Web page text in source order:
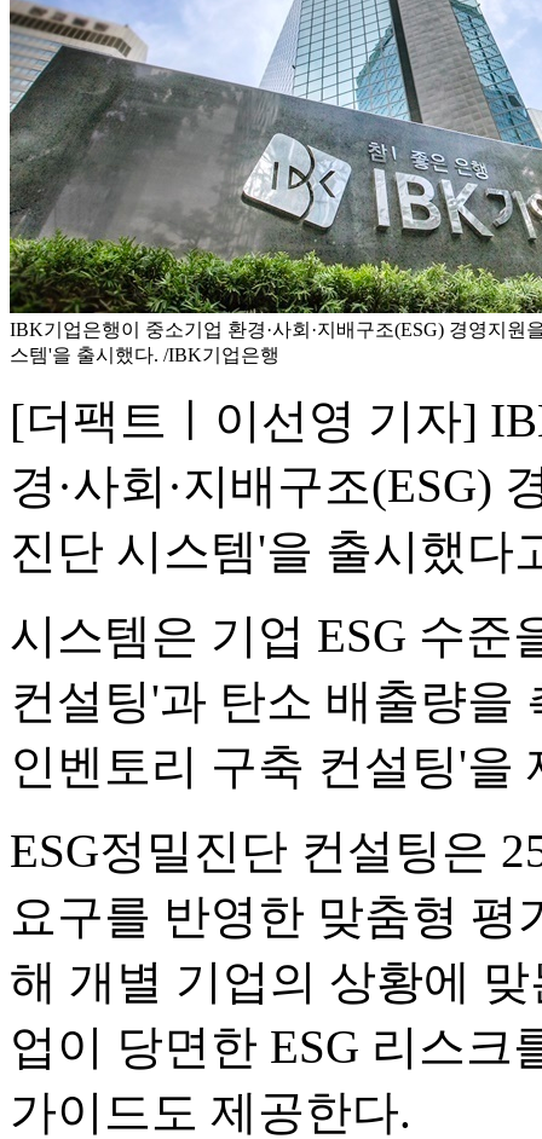
IBK기업은행이 중소기업 환경·사회·지배구조(ESG) 경영지원
스템'을 출시했다. /IBK기업은행
[더팩트ㅣ이선영 기자]
경·사회·지배구조(ESG)
진단 시스템'을 출시했다
시스템은 기업 ESG 수준
컨설팅'과 탄소 배출량을
인벤토리 구축 컨설팅'을
ESG정밀진단 컨설팅은
요구를 반영한 맞춤형
해 개별 기업의 상황에
업이 당면한 ESG 리스
가이드도 제공한다.